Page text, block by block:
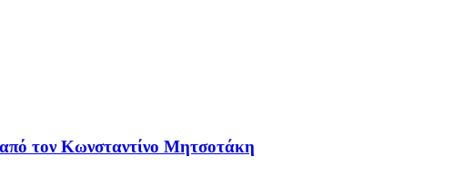
τον Κωνσταντίνο Μητσοτάκη